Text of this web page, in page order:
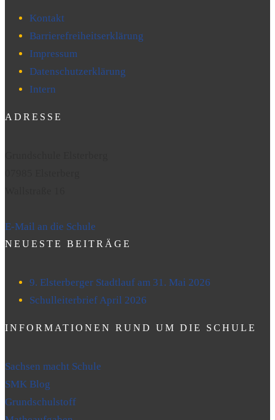
Kontakt
Barrierefreiheitserklärung
Impressum
Datenschutzerklärung
Intern
ADRESSE
E-Mail an die Schule
NEUESTE BEITRÄGE
9. Elsterberger Stadtlauf am 31. Mai 2026
Schulleiterbrief April 2026
INFORMATIONEN RUND UM DIE SCHULE
Sachsen macht Schule
SMK Blog
Grundschulstoff